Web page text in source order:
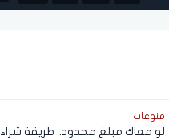
منوعات
لو معاك مبلغ محدود.. طريقة شراء